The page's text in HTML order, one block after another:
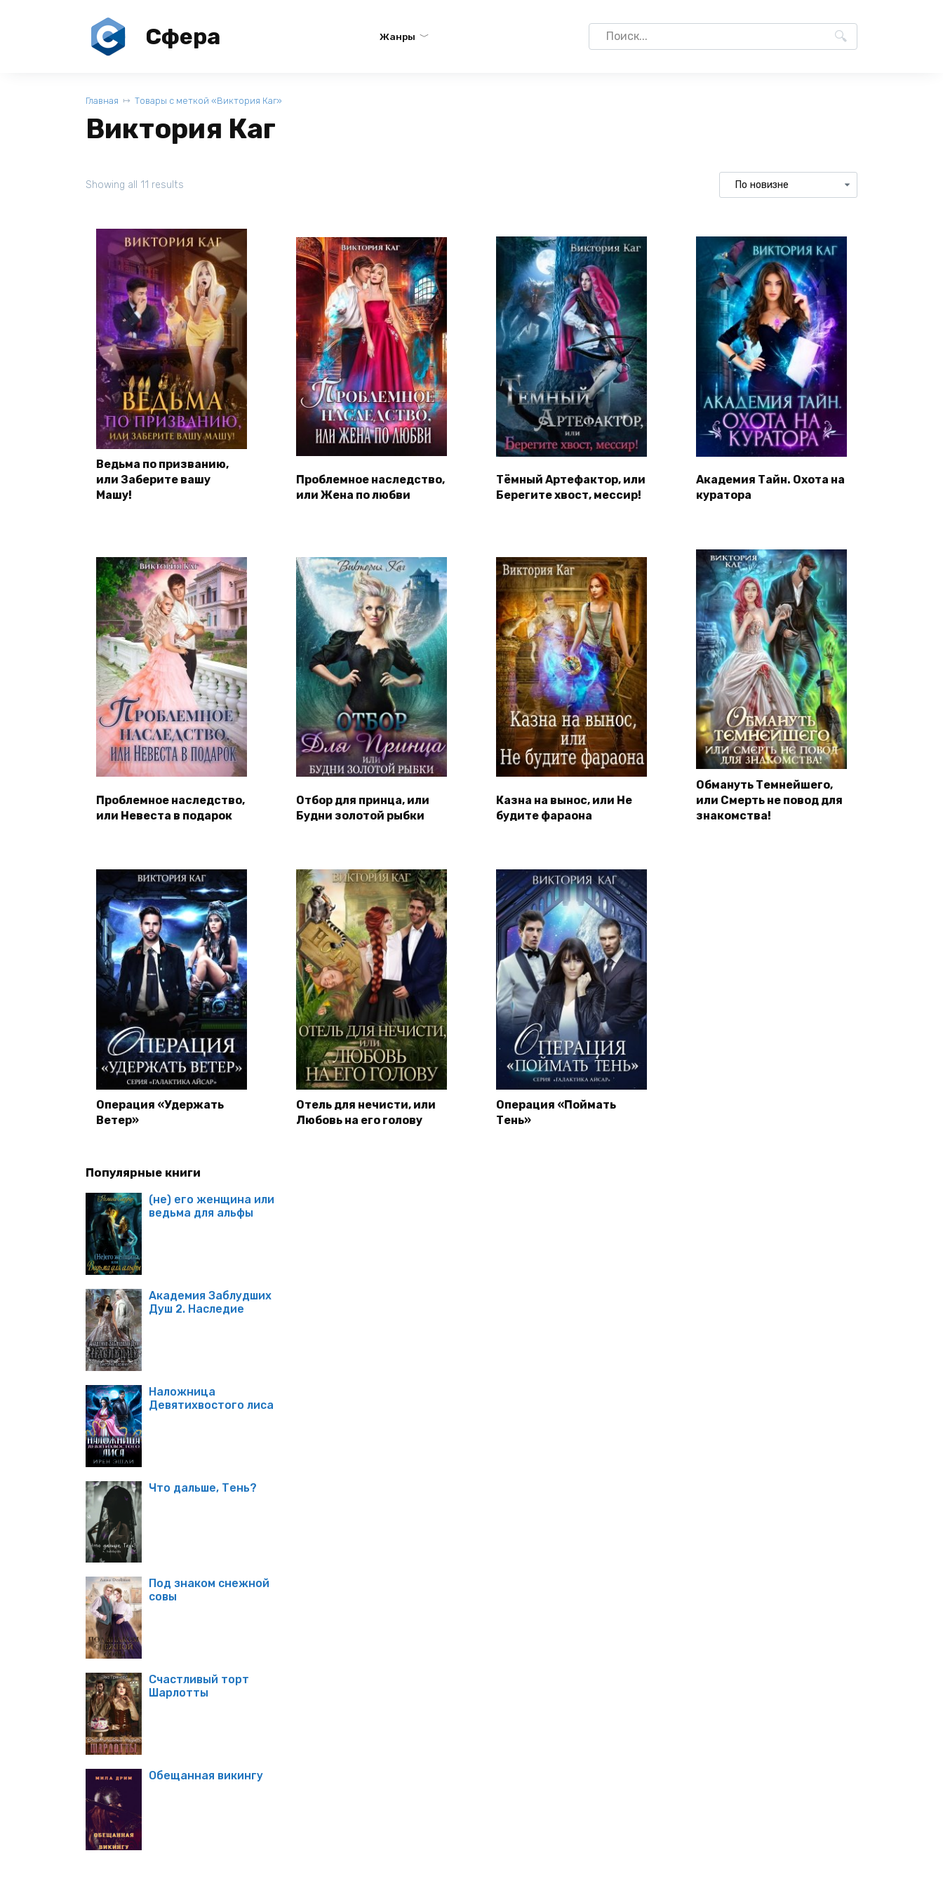
Сфера Жанры
Search
for:
Главная Товары с меткой «Виктория Каг»
Виктория Каг
Showing all 11 results
Ведьма по призванию,
или Заберите вашу
Машу!
Проблемное наследство,
или Жена по любви
Тёмный Артефактор, или
Берегите хвост, мессир!
Академия Тайн. Охота на
куратора
Проблемное наследство,
или Невеста в подарок
Отбор для принца, или
Будни золотой рыбки
Казна на вынос, или Не
будите фараона
Обмануть Темнейшего,
или Смерть не повод для
знакомства!
Операция «Удержать
Ветер»
Отель для нечисти, или
Любовь на его голову
Операция «Поймать
Тень»
Популярные книги
(не) его женщина или
ведьма для альфы
Академия Заблудших
Душ 2. Наследие
Наложница
Девятихвостого лиса
Что дальше, Тень?
Под знаком снежной
совы
Счастливый торт
Шарлотты
Обещанная викингу